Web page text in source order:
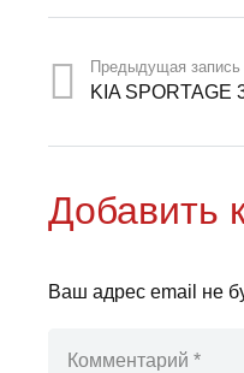
Предыдущая запись
KIA SPORTAGE
Добавить
Ваш адрес email не